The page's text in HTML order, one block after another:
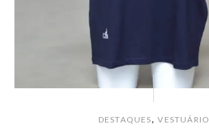
DESTAQUES,VESTUÁRIO